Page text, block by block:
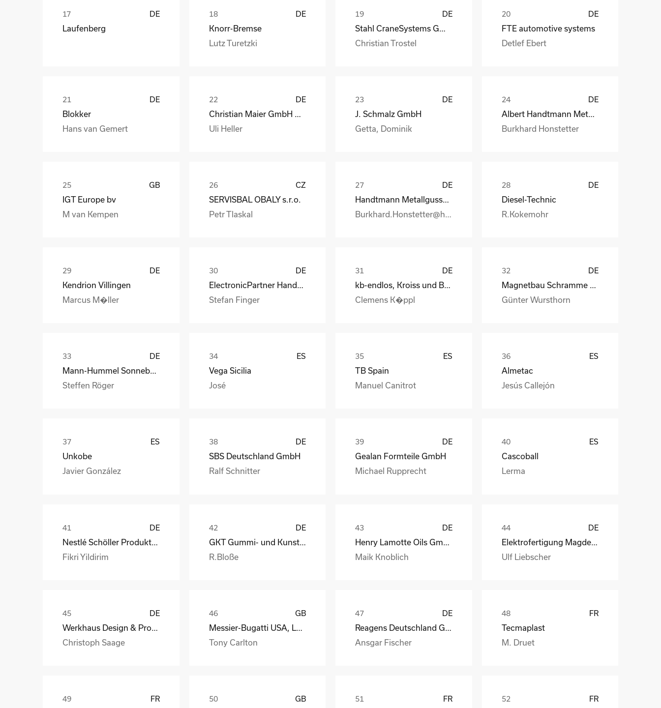
DE
Laufenberg
DE
Knorr-Bremse
Lutz Turetzki
DE
Christian Trostel
DE
FTE automotive systems
Detlef Ebert
DE
Blokker
Hans van Gemert
DE
Uli Heller
DE
J. Schmalz GmbH
Getta, Dominik
DE
Albert Handtmann Metallgusswerk
Burkhard Honstetter
GB
IGT Europe bv
M van Kempen
CZ
SERVISBAL OBALY s.r.o.
Petr Tlaskal
DE DE
Diesel-Technic
R.Kokemohr
DE
Kendrion Villingen
Marcus M�ller
DE
ElectronicPartner Handel SE
Stefan Finger
DE
kb-endlos, Kroiss und Bichler
Clemens K�ppl
DE
Magnetbau Schramme GmbH&Co.KG
Günter Wursthorn
DE
Mann-Hummel Sonneberg
Steffen Röger
ES
Vega Sicilia
José
ES
TB Spain
Manuel Canitrot
ES
Almetac
Jesús Callejón
ES
Unkobe
Javier González
DE
SBS Deutschland GmbH
Ralf Schnitter
DE
Gealan Formteile GmbH
Michael Rupprecht
ES
Cascoball
Lerma
DE
Fikri Yildirim
DE
GKT Gummi- und Kunststofftechnik Fürstenwalde Gmb
R.Bloße
DE
Maik Knoblich
DE
Elektrofertigung Magdeburg GmbH
Ulf Liebscher
DE
Christoph Saage
GB
Tony Carlton
DE
Ansgar Fischer
FR
Tecmaplast
M. Druet
FR GB FR FR